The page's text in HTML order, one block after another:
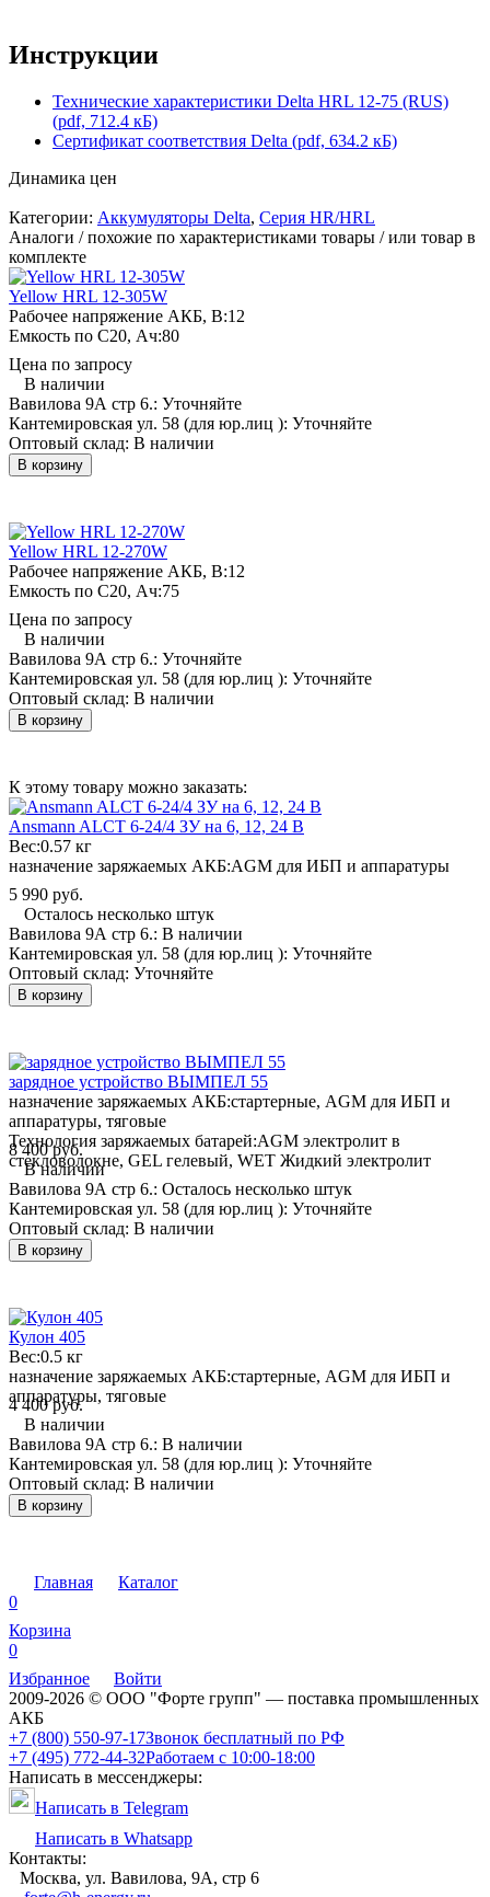
Инструкции
Технические характеристики Delta HRL 12-75 (RUS)
(pdf, 712.4 кБ)
Сертификат соответствия Delta (pdf, 634.2 кБ)
Динамика цен
Категории: Аккумуляторы Delta, Серия HR/HRL
Аналоги / похожие по характеристиками товары / или товар в
комплекте
Yellow HRL 12-305W
Рабочее напряжение АКБ, B:12
Емкость по С20, Ач:80
Цена по запросу
В наличии
Вавилова 9А стр 6.: Уточняйте
Кантемировская ул. 58 (для юр.лиц ): Уточняйте
Оптовый склад: В наличии
В корзину
Yellow HRL 12-270W
Рабочее напряжение АКБ, B:12
Емкость по С20, Ач:75
Цена по запросу
В наличии
Вавилова 9А стр 6.: Уточняйте
Кантемировская ул. 58 (для юр.лиц ): Уточняйте
Оптовый склад: В наличии
В корзину
К этому товару можно заказать:
Ansmann ALCT 6-24/4 ЗУ на 6, 12, 24 В
Вес:0.57 кг
назначение заряжаемых АКБ:AGM для ИБП и аппаратуры
5 990 руб.
Осталось несколько штук
Вавилова 9А стр 6.: В наличии
Кантемировская ул. 58 (для юр.лиц ): Уточняйте
Оптовый склад: Уточняйте
В корзину
зарядное устройство ВЫМПЕЛ 55
назначение заряжаемых АКБ:стартерные, AGM для ИБП и
аппаратуры, тяговые
Технология заряжаемых батарей:AGM электролит в
стекловолокне, GEL гелевый, WET Жидкий электролит
8 400 руб.
В наличии
Вавилова 9А стр 6.: Осталось несколько штук
Кантемировская ул. 58 (для юр.лиц ): Уточняйте
Оптовый склад: В наличии
В корзину
Кулон 405
Вес:0.5 кг
назначение заряжаемых АКБ:стартерные, AGM для ИБП и
аппаратуры, тяговые
4 400 руб.
В наличии
Вавилова 9А стр 6.: В наличии
Кантемировская ул. 58 (для юр.лиц ): Уточняйте
Оптовый склад: В наличии
В корзину
Главная
Каталог
0
Корзина
0
Избранное
Войти
2009-2026 © ООО "Форте групп" — поставка промышленных
АКБ
+7 (800) 550-97-17Звонок бесплатный по РФ
+7 (495) 772-44-32Работаем с 10:00-18:00
Написать в мессенджеры:
Написать в Telegram
Написать в Whatsapp
Контакты:
Москва, ул. Вавилова, 9А, стр 6